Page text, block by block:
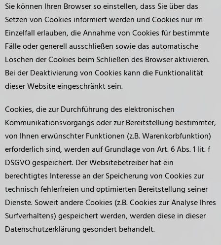
Sie können Ihren Browser so einstellen, dass Sie über das
Setzen von Cookies informiert werden und Cookies nur im
Einzelfall erlauben, die Annahme von Cookies für bestimmte
Fälle oder generell ausschließen sowie das automatische
Löschen der Cookies beim Schließen des Browser aktivieren.
Bei der Deaktivierung von Cookies kann die Funktionalität
dieser Website eingeschränkt sein.
Cookies, die zur Durchführung des elektronischen
Kommunikationsvorgangs oder zur Bereitstellung bestimmter,
von Ihnen erwünschter Funktionen (z.B. Warenkorbfunktion)
erforderlich sind, werden auf Grundlage von Art. 6 Abs. 1 lit. f
DSGVO gespeichert. Der Websitebetreiber hat ein
berechtigtes Interesse an der Speicherung von Cookies zur
technisch fehlerfreien und optimierten Bereitstellung seiner
Dienste. Soweit andere Cookies (z.B. Cookies zur Analyse Ihres
Surfverhaltens) gespeichert werden, werden diese in dieser
Datenschutzerklärung gesondert behandelt.